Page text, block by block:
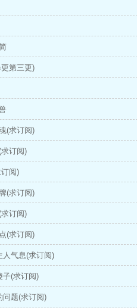
第三更)
(求订阅)
订阅)
阅)
(求订阅)
订阅)
(求订阅)
人气息(求订阅)
子(求订阅)
问题(求订阅)